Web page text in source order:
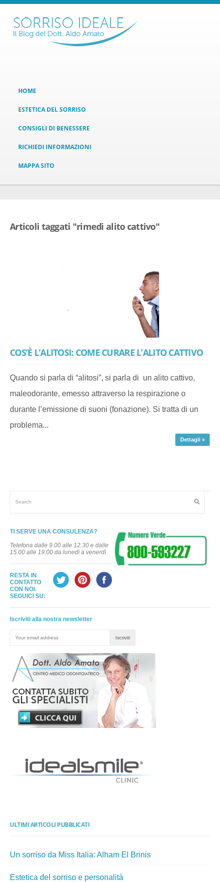
HOME
ESTETICA DEL SORRISO
CONSIGLI DI BENESSERE
RICHIEDI INFORMAZIONI
MAPPA SITO
Articoli taggati "rimedi alito cattivo"
COS’È L’ALITOSI: COME CURARE L’ALITO CATTIVO
Quando si parla di “alitosi”, si parla di un alito cattivo,
maleodorante, emesso attraverso la respirazione o
durante l’emissione di suoni (fonazione). Si tratta di un
problema...
Dettagli »
TI SERVE UNA CONSULENZA?
Telefona dalle 9.00 alle 12.30 e dalle
15.00 alle 19.00 da lunedì a venerdì
RESTA IN
CONTATTO
CON NOI.
SEGUICI SU:
Iscriviti alla nostra newsletter
ULTIMI ARTICOLI PUBBLICATI
Un sorriso da Miss Italia: Alham El Brinis
Estetica del sorriso e personalità